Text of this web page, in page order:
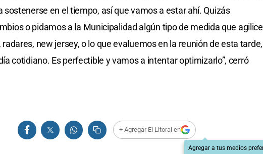
sostenerse en el tiempo, así que vamos a estar ahí. Quizás
o pidamos a la Municipalidad algún tipo de medida que
new jersey, o lo que evaluemos en la reunión de esta tarde,
cotidiano. Es perfectible y vamos a intentar optimizarlo”, cerró
+ Agregar El Litoral en
Agregar a tus medios